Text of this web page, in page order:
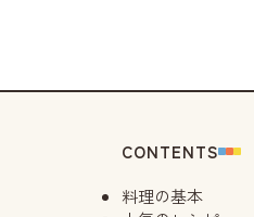
CONTENTS
料理の基本